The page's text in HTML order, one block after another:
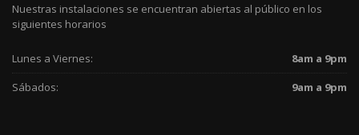
Nuestras instalaciones se encuentran abiertas al público en los
siguientes horarios
Lunes a Viernes:
8am a 9pm
Sábados:
9am a 9pm